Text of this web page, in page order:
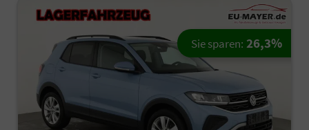
Sie sparen: 26,3%